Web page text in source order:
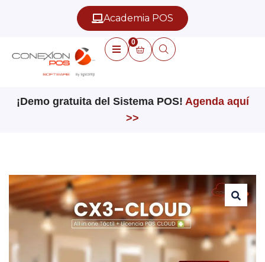
Academia POS
0
¡Demo gratuita del Sistema POS! Agenda aquí
>>